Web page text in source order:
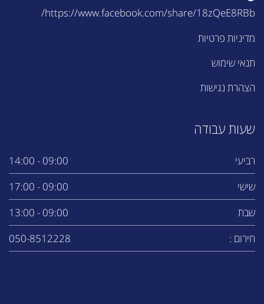
https://www.facebook.com/share/18zQeE8RBb/
מדיניות פרטיות
תנאי שימוש
הצהרת נגישות
שעות עבודה
רביעי
09:00 - 14:00
שישי
09:00 - 17:00
שבת
09:00 - 13:00
חירום :
050-8512228